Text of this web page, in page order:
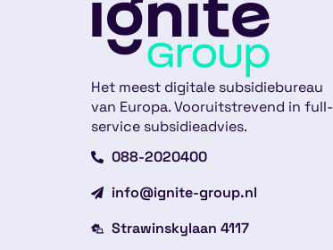
Het meest digitale subsidiebureau
van Europa. Vooruitstrevend in full-
service subsidieadvies.
088-2020400
info@ignite-group.nl
Strawinskylaan 4117